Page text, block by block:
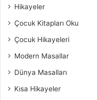
Hikayeler
Çocuk Kitapları Oku
Çocuk Hikayeleri
Modern Masallar
Dünya Masalları
Kısa Hikayeler